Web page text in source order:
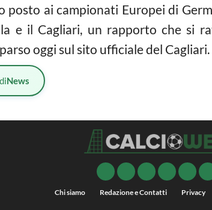
posto ai campionati Europei di
e il Cagliari, un rapporto che si
oggi sul sito ufficiale del Cagliari.
News
Chi siamo Redazione e Contatti Privacy